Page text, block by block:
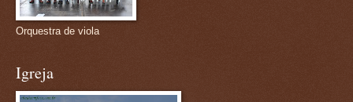
Orquestra de viola
Igreja